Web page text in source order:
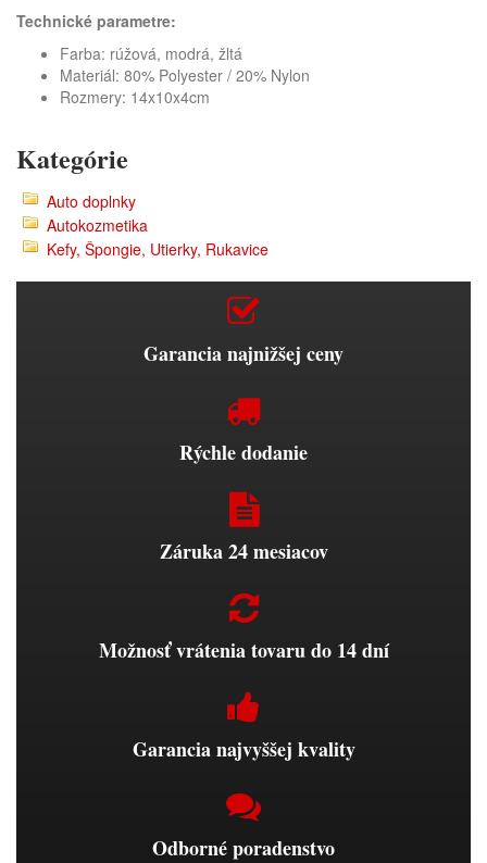
Technické parametre:
Farba: rúžová, modrá, žltá
Materiál: 80% Polyester / 20% Nylon
Rozmery: 14x10x4cm
Kategórie
Auto doplnky
Autokozmetika
Kefy, Špongie, Utierky, Rukavice
Garancia najnižšej ceny
Rýchle dodanie
Záruka 24 mesiacov
Možnosť vrátenia tovaru do 14 dní
Garancia najvyššej kvality
Odborné poradenstvo